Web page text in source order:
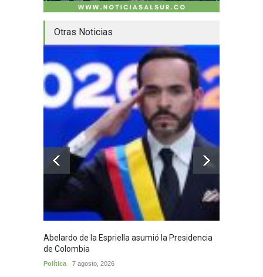
Otras Noticias
Abelardo de la Espriella asumió la Presidencia
de Colombia
Política 7 agosto, 2026